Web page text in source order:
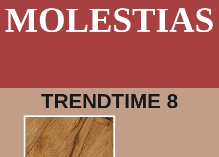
MOLESTIAS
TRENDTIME 8